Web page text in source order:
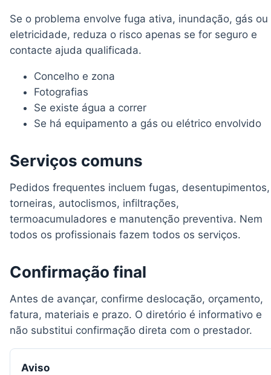
Se o problema envolve fuga ativa, inundação, gás ou
eletricidade, reduza o risco apenas se for seguro e
contacte ajuda qualificada.
Concelho e zona
Fotografias
Se existe água a correr
Se há equipamento a gás ou elétrico envolvido
Serviços comuns
Pedidos frequentes incluem fugas, desentupimentos,
torneiras, autoclismos, infiltrações,
termoacumuladores e manutenção preventiva. Nem
todos os profissionais fazem todos os serviços.
Confirmação final
Antes de avançar, confirme deslocação, orçamento,
fatura, materiais e prazo. O diretório é informativo e
não substitui confirmação direta com o prestador.
Aviso